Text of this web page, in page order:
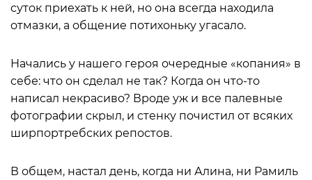
суток приехать к ней, но она всегда находила
отмазки, а общение потихоньку угасало.
Начались у нашего героя очередные «копания» в
себе: что он сделал не так? Когда он что-то
написал некрасиво? Вроде уж и все палевные
фотографии скрыл, и стенку почистил от всяких
ширпортребских репостов.
В общем, настал день, когда ни Алина, ни Рамиль